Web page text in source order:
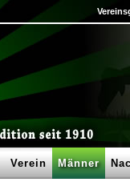
Verein Männer